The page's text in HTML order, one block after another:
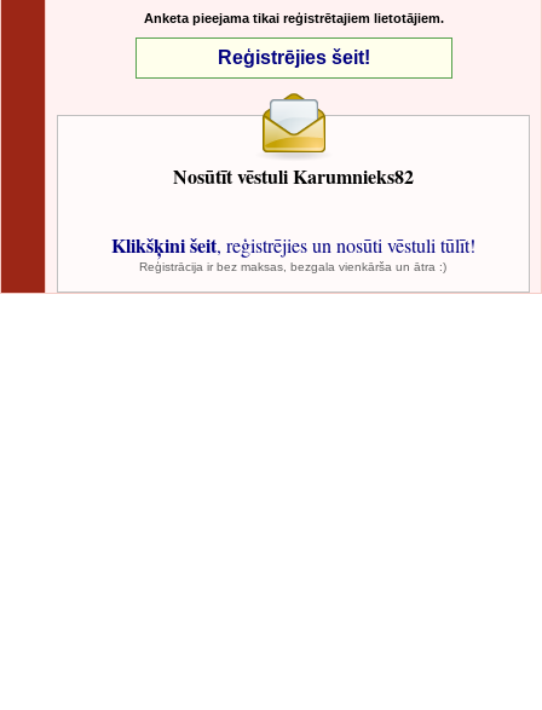
Anketa pieejama tikai reģistrētajiem lietotājiem.
Reģistrējies šeit!
Nosūtīt vēstuli Karumnieks82
Klikšķini šeit, reģistrējies un nosūti vēstuli tūlīt!
Reģistrācija ir bez maksas, bezgala vienkārša un ātra :)